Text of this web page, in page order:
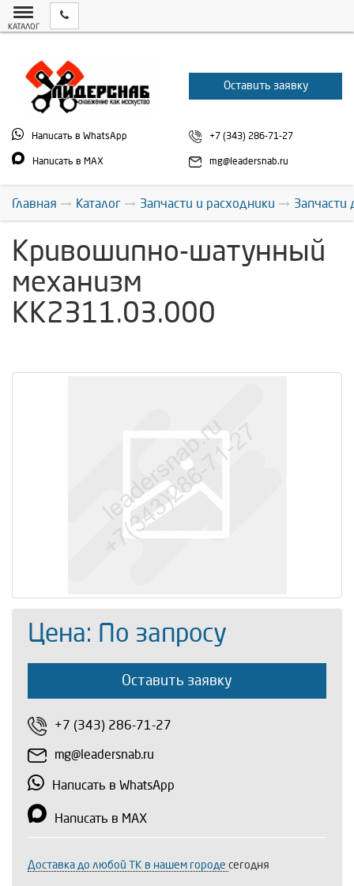
КАТАЛОГ
Оставить заявку
Написать в WhatsApp
Написать в MAX
+7 (343) 286-71-27
mg@leadersnab.ru
Главная Каталог Запчасти и расходники Запчасти
Кривошипно-шатунный
механизм
КК2311.03.000
Цена: По запросу
Оставить заявку
+7 (343) 286-71-27
mg@leadersnab.ru
Написать в WhatsApp
Написать в MAX
Доставка до любой ТК в нашем городе сегодня